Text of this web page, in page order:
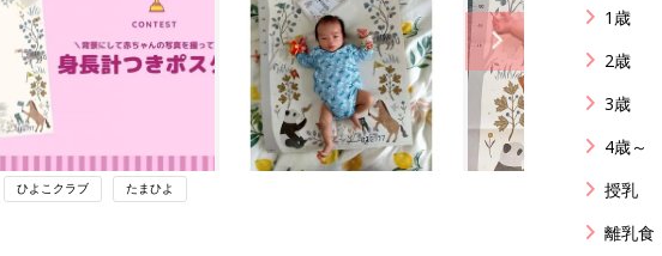
ひよこクラブ たまひよ
1歳
2歳
3歳
4歳～
授乳
離乳食